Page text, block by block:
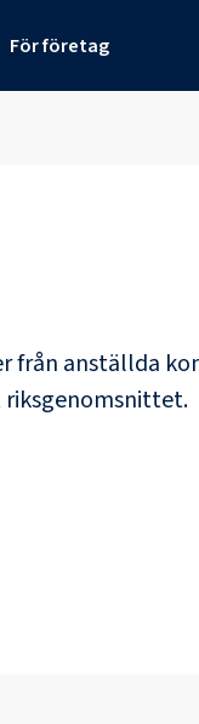
För företag
från anställda
riksgenomsnittet.